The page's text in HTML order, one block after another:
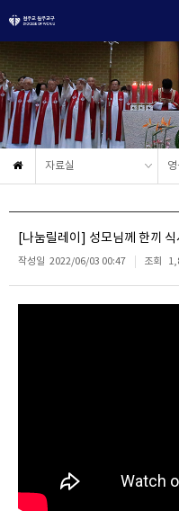
자료실
[나눔릴레이] 성모님께 한끼 식
작성일 2022/06/03 00:47 조회